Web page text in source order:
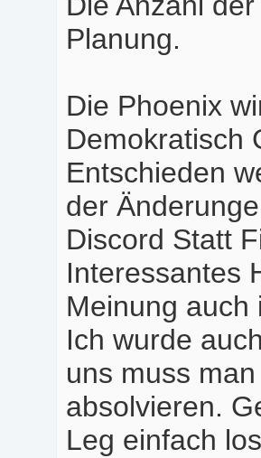
Planung.
Die Phoenix
Demokratisch
Entschieden
der
Discord Statt
Interessantes
Meinung auch
Ich wurde
uns muss
absolvieren.
Leg einfach